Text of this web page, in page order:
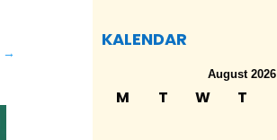
→
KALENDAR
August 2026
M T W T